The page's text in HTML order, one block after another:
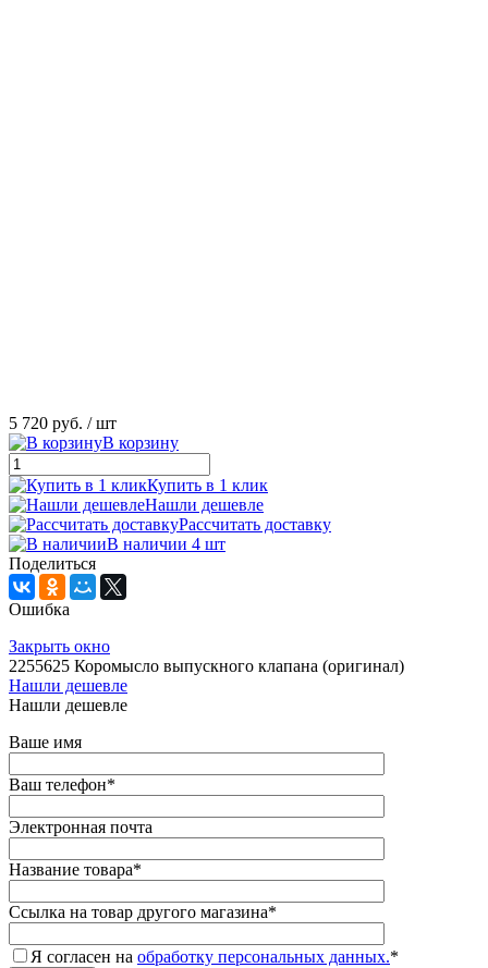
5 720 руб. / шт
В корзину
Купить в 1 клик
Нашли дешевле
Рассчитать доставку
В наличии 4 шт
Поделиться
Ошибка
Закрыть окно
2255625 Коромысло выпускного клапана (оригинал)
Нашли дешевле
Нашли дешевле
Ваше имя
Ваш телефон*
Электронная почта
Название товара*
Ссылка на товар другого магазина*
Я согласен на обработку персональных данных.*